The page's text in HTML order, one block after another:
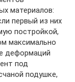
материалов:
первый из них
постройкой,
максимально
деформаций
под
подушке,